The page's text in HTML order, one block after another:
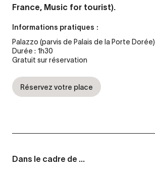
France, Music for tourist).
Informations pratiques :
Palazzo (parvis de Palais de la Porte Dorée)
Durée : 1h30
Gratuit sur réservation
Réservez votre place
Dans le cadre de ...